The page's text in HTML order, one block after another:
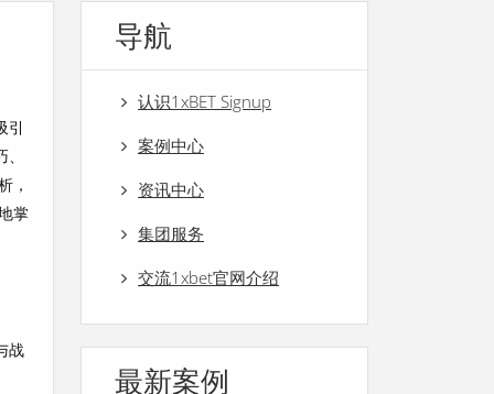
引
，
掌
战
导航
认识1xBET Signup
案例中心
资讯中心
集团服务
交流1xbet官网介绍
最新案例